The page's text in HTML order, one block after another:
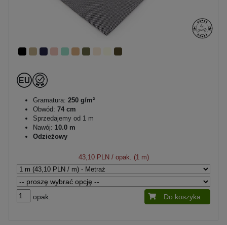
Gramatura: 250 g/m²
Obwód: 74 cm
Sprzedajemy od 1 m
Nawój: 10.0 m
Odzieżowy
43,10 PLN/ opak. (1 m)
opak. Do koszyka